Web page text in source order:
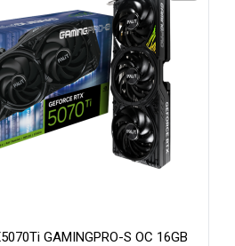
GAMINGPRO-S OC 16GB